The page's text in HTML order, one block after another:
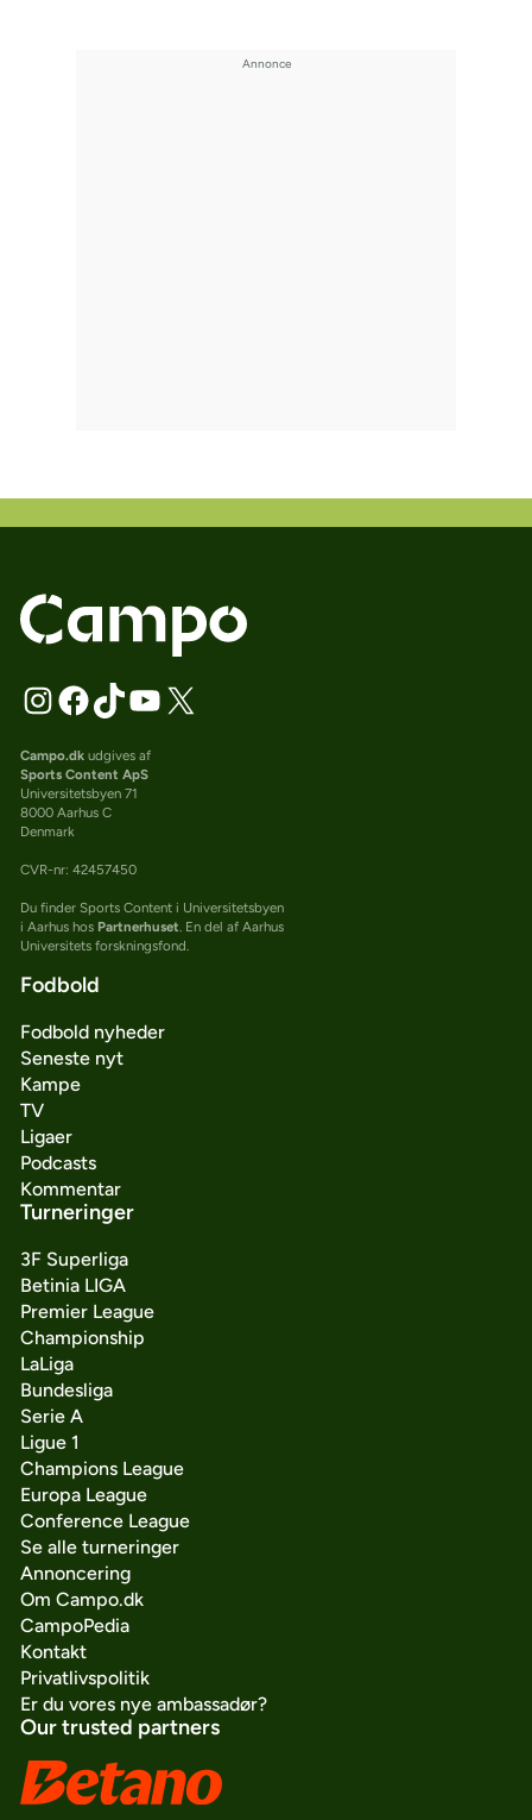
Campo.dkudgives af
Sports Content ApS
Universitetsbyen 71
8000 Aarhus C
Denmark
CVR-nr: 42457450
Du finder Sports Content i Universitetsbyen
i Aarhus hos Partnerhuset. En del af Aarhus
Universitets forskningsfond.
Fodbold
Fodbold nyheder
Seneste nyt
Kampe
TV
Ligaer
Podcasts
Kommentar
Turneringer
3F Superliga
Betinia LIGA
Premier League
Championship
LaLiga
Bundesliga
Serie A
Ligue 1
Champions League
Europa League
Conference League
Se alle turneringer
Annoncering
Om Campo.dk
CampoPedia
Kontakt
Privatlivspolitik
Er du vores nye ambassadør?
Our trusted partners